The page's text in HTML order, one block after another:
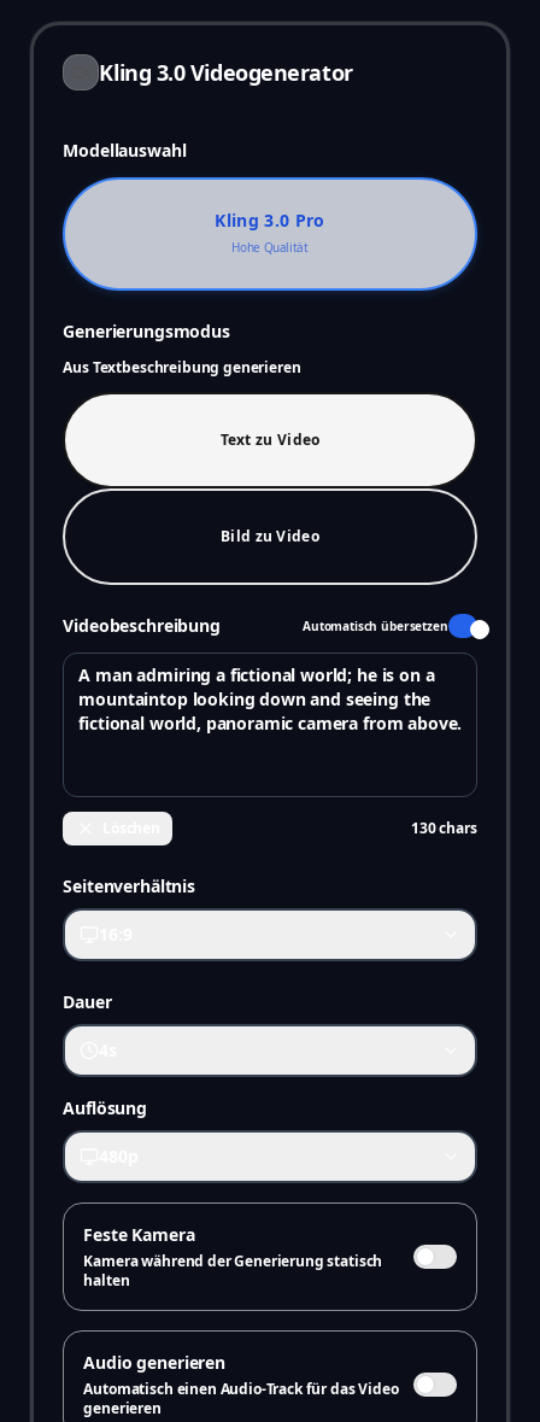
Kling 3.0 Videogenerator
Modellauswahl
Kling 3.0 Pro
Hohe Qualität
Generierungsmodus
Aus Textbeschreibung generieren
Text zu Video
Bild zu Video
Videobeschreibung Automatisch übersetzen
130chars
Seitenverhältnis
Dauer
Auflösung
Feste Kamera
Kamera während der Generierung statisch
halten
Audio generieren
Automatisch einen Audio-Track für das Video
generieren